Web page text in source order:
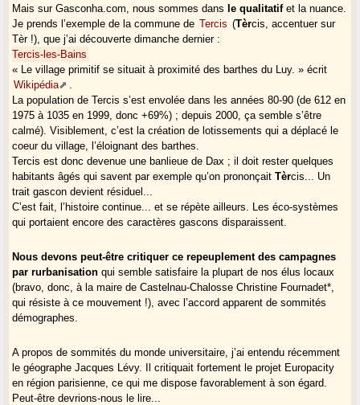
Mais sur Gasconha.com, nous sommes dans le qualitatifet la nuance.
Je prends l’exemple de la commune de Tercis (Tèrcis, accentuer sur
Tèr !), que j’ai découverte dimanche dernier :
Tercis-les-Bains
« Le village primitif se situait à proximité des barthes du Luy. » écrit
Wikipédia
La population de Tercis s’est envolée dans les années 80-90 (de 612 en
1975 à 1035 en 1999, donc +69%) ; depuis 2000, ça semble s’être
calmé). Visiblement, c’est la création de lotissements qui a déplacé le
coeur du village, l’éloignant des barthes.
Tercis est donc devenue une banlieue de Dax ; il doit rester quelques
habitants âgés qui savent par exemple qu’on prononçaitTèrcis... Un
trait gascon devient résiduel...
C’est fait, l’histoire continue... et se répète ailleurs. Les éco-systèmes
qui portaient encore des caractères gascons disparaissent.
Nous devons peut-être critiquer ce repeuplement des campagnes
par rurbanisation qui semble satisfaire la plupart de nos élus locaux
(bravo, donc, à la maire de Castelnau-Chalosse Christine Fournadet*,
qui résiste à ce mouvement !), avec l’accord apparent de sommités
démographes.
A propos de sommités du monde universitaire, j’ai entendu récemment
le géographe Jacques Lévy. Il critiquait fortement le projet Europacity
en région parisienne, ce qui me dispose favorablement à son égard.
Peut-être devrions-nous le lire...